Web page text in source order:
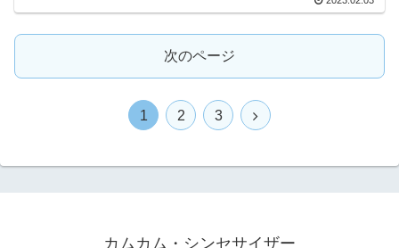
次のページ
1 2 3
カムカム・シンセサイザー